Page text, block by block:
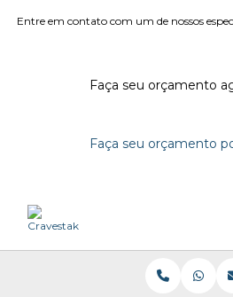
Entre em contato com um de nossos
Faça seu orçamento
Faça seu orçamento